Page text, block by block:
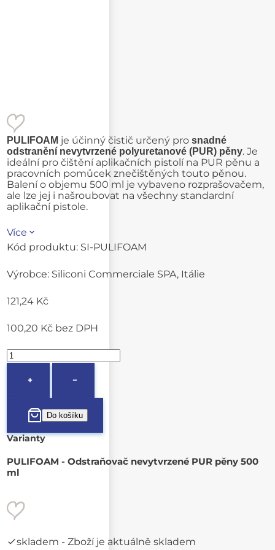
PULIFOAM je účinný čistič určený prosnadné
odstranění nevytvrzené polyuretanové (PUR) pěny. Je
ideální pro čištění aplikačních pistolí na PUR pěnu a
pracovních pomůcek znečištěných touto pěnou.
Balení o objemu 500 ml je vybaveno rozprašovačem,
ale lze jej i našroubovat na všechny standardní
aplikační pistole.
Více
Kód produktu: SI-PULIFOAM
Výrobce: Siliconi Commerciale SPA, Itálie
121,24 Kč
100,20 Kč bez DPH
+ −
Varianty
PULIFOAM - Odstraňovač nevytvrzené PUR pěny 500
ml
skladem - Zboží je aktuálně skladem